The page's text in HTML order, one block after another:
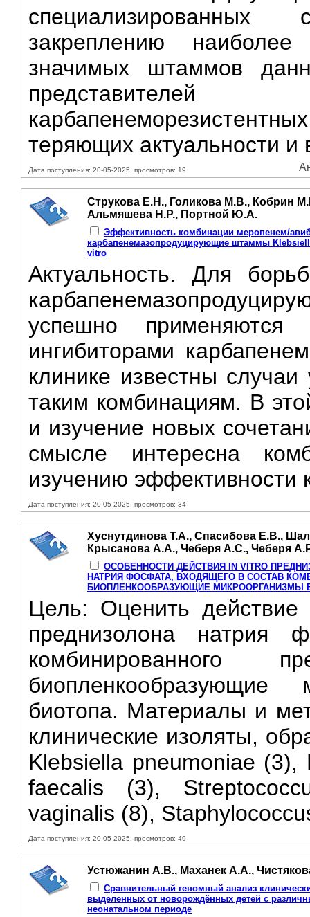
специализированных
закреплению
значимых штаммов
теряющих актуальности и
Дата поступления: 20-05-2025, просмотров: 19
Струкова Е.Н., Голикова М.В., Кобрин
Альмяшева Н.Р., Портной Ю.А.
Эффективность комбинации меропенем/
карбапенемазопродуцирующие штаммы
vitro
Актуальность. Для
успешно применяются
ингибиторами
клинике известны
таким комбинациям. B
и изучение новых
смысле интересна
изучению эффективности
Дата поступления: 20-05-2025, просмотров: 34
Хуснутдинова Т.А., Спасибова Е.В.,
Крысанова А.А., Чеберя А.С., Чеберя
ОСОБЕННОСТИ ДЕЙСТВИЯ IN VITRO
НАТРИЯ ФОСФАТА, ВХОДЯЩЕГО B СОСТАВ
БИОПЛЕНКООБРАЗУЮЩИЕ МИКРООРГАНИЗМЫ
Цель: Оценить
преднизолона натрия
комбинированного
биопленкообразующие
биотопа. Материалы и
клинические изоляты,
Klebsiella pneumoniae
faecalis (3),
vaginalis (8),
Дата поступления: 20-05-2025, просмотров: 49
Устюжанин А.В., Маханек А.А.,
Сравнительный геномный анализ
выделенных от новорождённых детей с
неонатальном периоде